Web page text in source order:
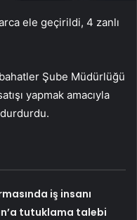
ele geçirildi, 4 zanlı
Şube Müdürlüğü
yapmak amacıyla
iş insanı
tutuklama talebi